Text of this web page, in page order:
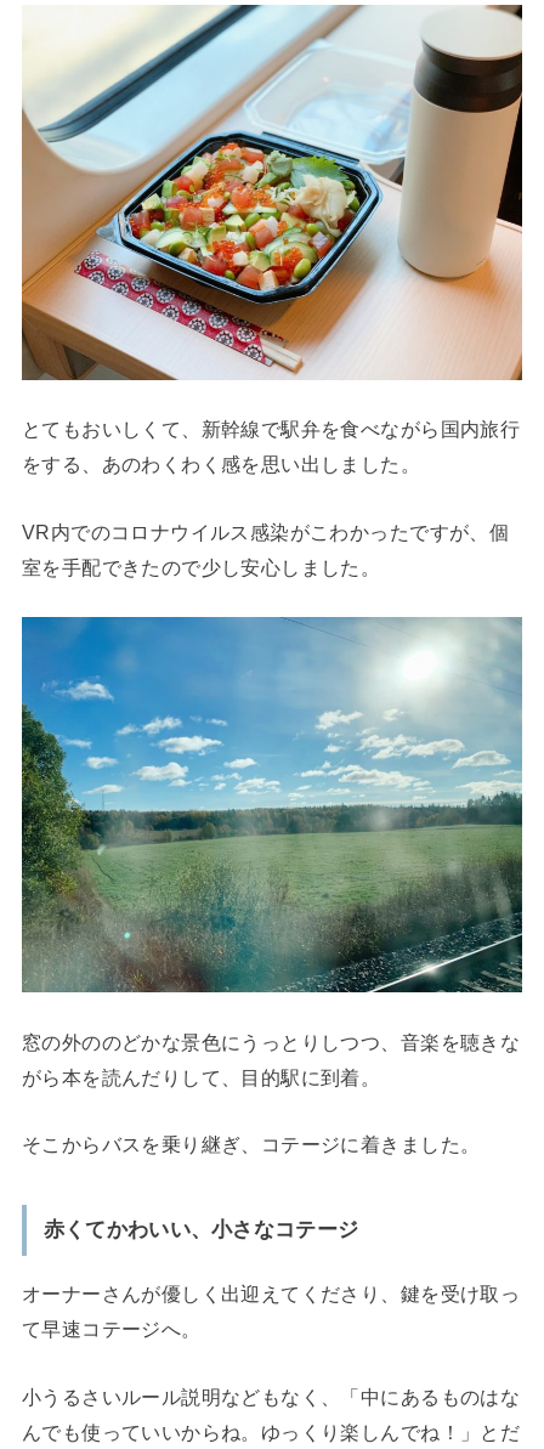
とてもおいしくて、新幹線で駅弁を食べながら国内旅行
をする、あのわくわく感を思い出しました。
VR内でのコロナウイルス感染がこわかったですが、個
室を手配できたので少し安心しました。
窓の外ののどかな景色にうっとりしつつ、音楽を聴きな
がら本を読んだりして、目的駅に到着。
そこからバスを乗り継ぎ、コテージに着きました。
赤くてかわいい、小さなコテージ
オーナーさんが優しく出迎えてくださり、鍵を受け取っ
て早速コテージへ。
小うるさいルール説明などもなく、「中にあるものはな
んでも使っていいからね。ゆっくり楽しんでね！」とだ